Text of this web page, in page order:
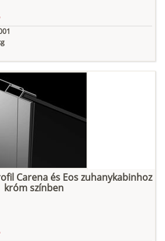
Carena és Eos zuhanykabinhoz
króm színben